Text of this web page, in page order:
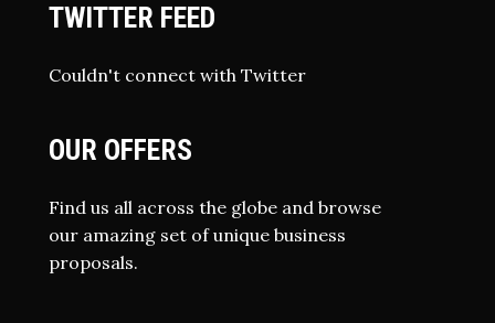
TWITTER FEED
Couldn't connect with Twitter
OUR OFFERS
Find us all across the globe and browse
our amazing set of unique business
proposals.